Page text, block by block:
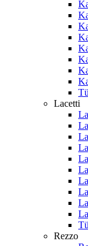
Lacetti
Rezzo